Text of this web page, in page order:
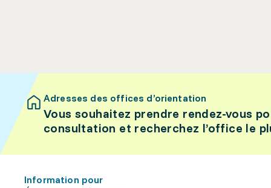
Adresses des offices d’orientation
Vous souhaitez prendre rendez-vous
consultation et recherchez l’office le
Information pour